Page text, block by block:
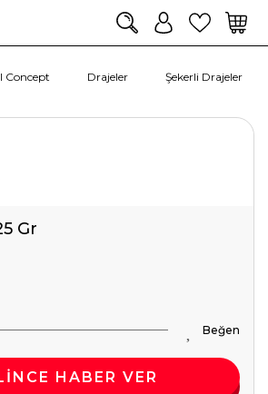
Concept Drajeler Şekerli Drajeler
Gr
HABER VER